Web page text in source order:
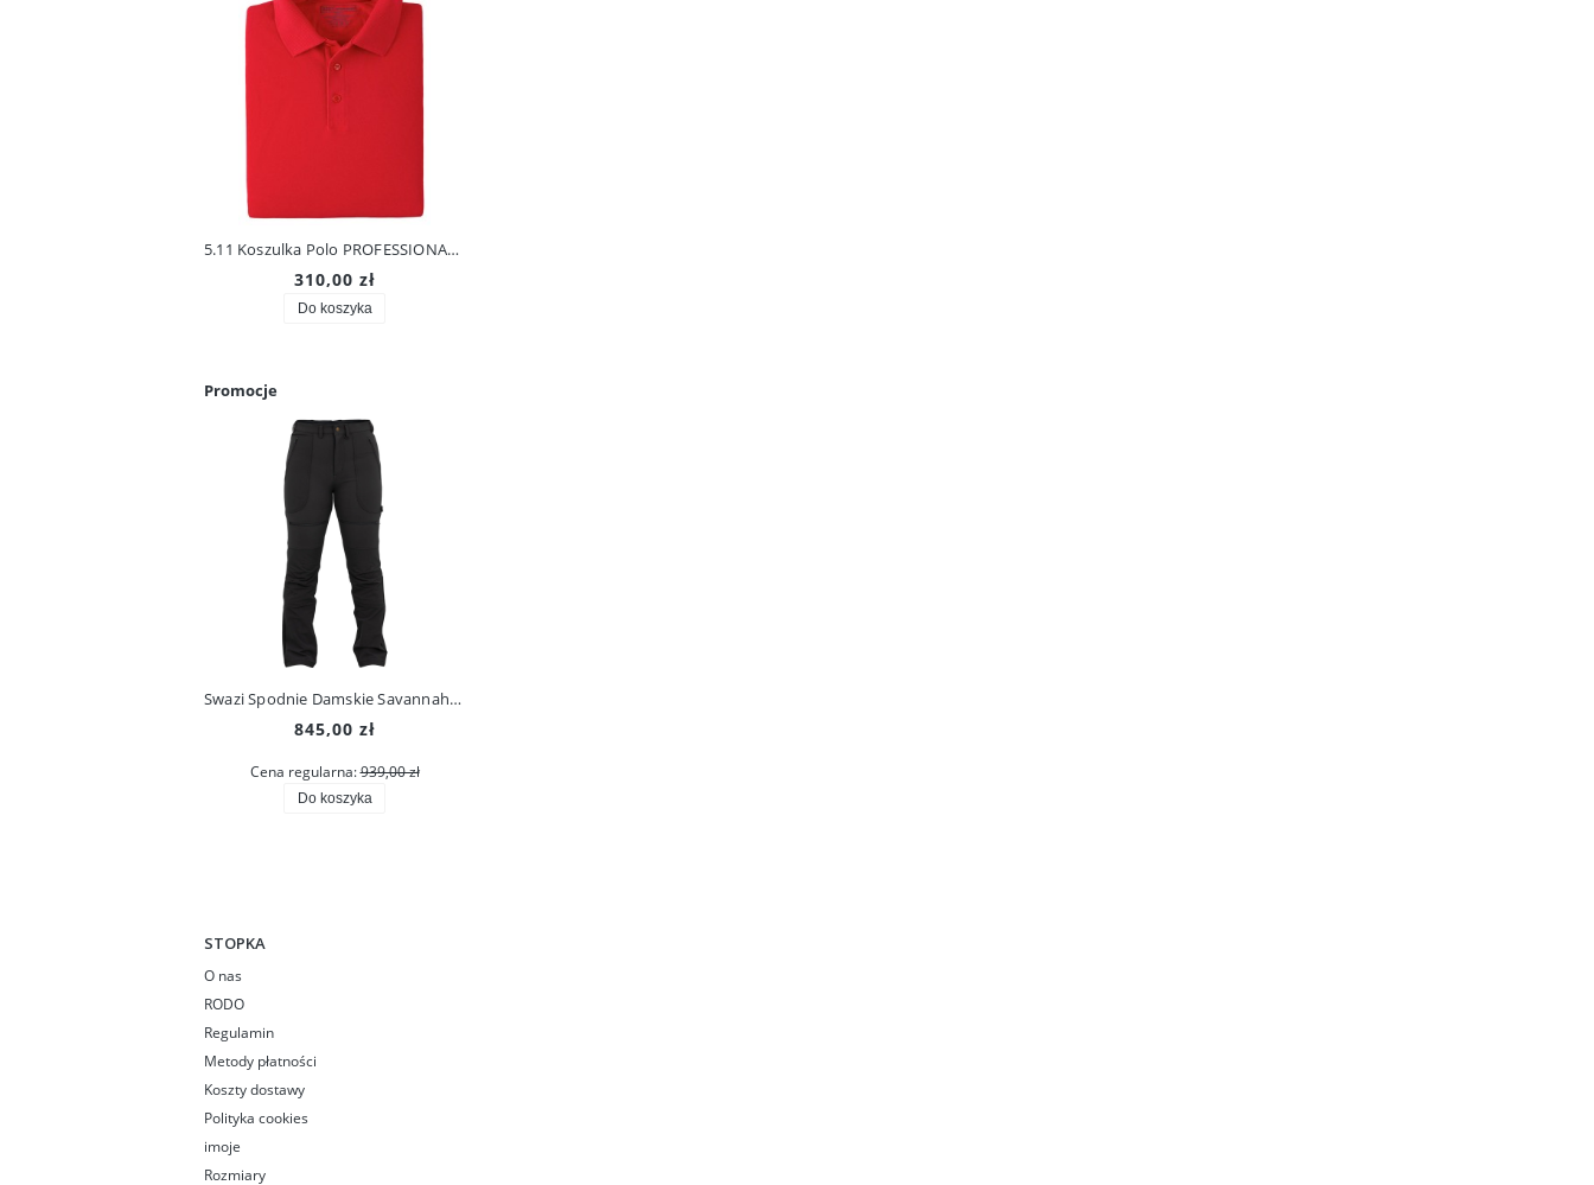
5.11 Koszulka Polo PROFESSIONAL POLO Długi Rękaw 42056
310,00 zł
Do koszyka
Promocje
Swazi Spodnie Damskie Savannah Pants Iron Sand
845,00 zł
Cena regularna:939,00 zł
Do koszyka
STOPKA
O nas
RODO
Regulamin
Metody płatności
Koszty dostawy
Polityka cookies
imoje
Rozmiary